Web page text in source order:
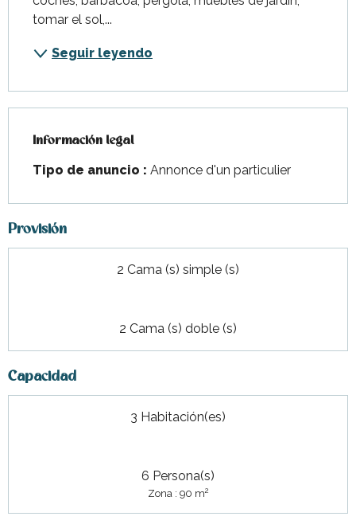
tomar el sol,...
Seguir leyendo
Información legal
Información legal
Tipo de anuncio : Annonce d'un particulier
Provisión
2 Cama (s) simple (s)
2 Cama (s) doble (s)
Capacidad
3 Habitación(es)
6 Persona(s)
Zona : 90 m2